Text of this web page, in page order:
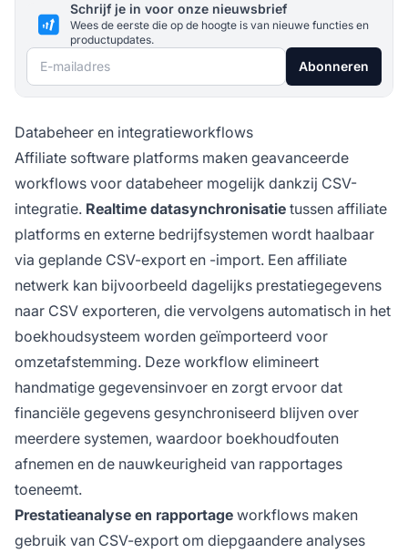
Schrijf je in voor onze nieuwsbrief
Wees de eerste die op de hoogte is van nieuwe functies en
productupdates.
E-mailadres Abonneren
Databeheer en integratieworkflows
Affiliate software platforms maken geavanceerde
workflows voor databeheer mogelijk dankzij CSV-
integratie. Realtime datasynchronisatie tussen affiliate
platforms en externe bedrijfsystemen wordt haalbaar
via geplande CSV-export en -import. Een affiliate
netwerk kan bijvoorbeeld dagelijks prestatiegegevens
naar CSV exporteren, die vervolgens automatisch in het
boekhoudsysteem worden geïmporteerd voor
omzetafstemming. Deze workflow elimineert
handmatige gegevensinvoer en zorgt ervoor dat
financiële gegevens gesynchroniseerd blijven over
meerdere systemen, waardoor boekhoudfouten
afnemen en de nauwkeurigheid van rapportages
toeneemt.
Prestatieanalyse en rapportage workflows maken
gebruik van CSV-export om diepgaandere analyses